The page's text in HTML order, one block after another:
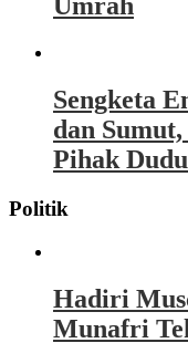
Sengketa
dan
Pihak
Politik
Hadiri
Munafri